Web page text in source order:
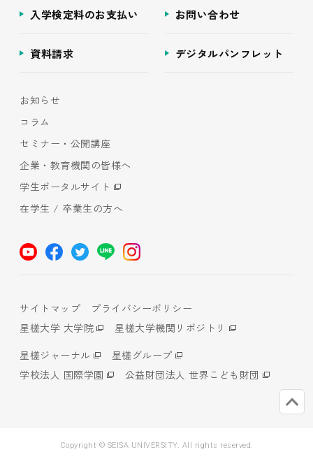
入学検定料のお支払い お問い合わせ
資料請求 デジタルパンフレット
お知らせ
コラム
セミナー・公開講座
企業・教育機関の皆様へ
学生ポータルサイト
在学生 / 卒業生の方へ
サイトマップ
プライバシーポリシー
星槎大学 大学院
星槎大学機関リポジトリ
星槎ジャーナル
星槎グループ
学校法人 国際学園
公益財団法人 世界こども財団
Copyright © SEISA UNIVERSITY. All rights reserved.